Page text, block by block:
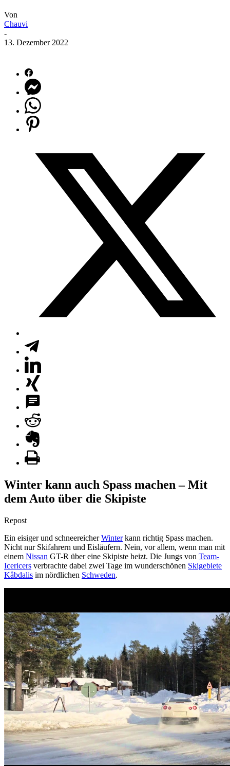
Von
Chauvi
-
13. Dezember 2022
Winter kann auch Spass machen – Mit
dem Auto über die Skipiste
Repost
Ein eisiger und schneereicherWinterkann richtig Spass machen.
Nicht nur Skifahrern und Eisläufern. Nein, vor allem, wenn man mit
einem Nissan GT-R über eine Skipiste heizt. Die Jungs von Team-
Icericers verbrachte dabei zwei Tage im wunderschönen Skigebiete
Kåbdalis im nördlichen Schweden.